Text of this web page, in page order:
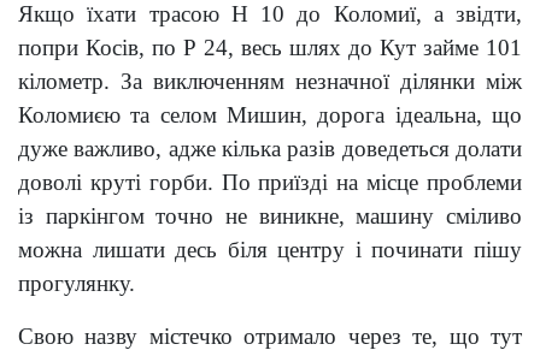
Якщо їхати трасою Н 10 до Коломиї, а звідти,
попри Косів, по Р 24, весь шлях до Кут займе 101
кілометр. За виключенням незначної ділянки між
Коломиєю та селом Мишин, дорога ідеальна, що
дуже важливо, адже кілька разів доведеться долати
доволі круті горби. По приїзді на місце проблеми
із паркінгом точно не виникне, машину сміливо
можна лишати десь біля центру і починати пішу
прогулянку.
Свою назву містечко отримало через те, що тут